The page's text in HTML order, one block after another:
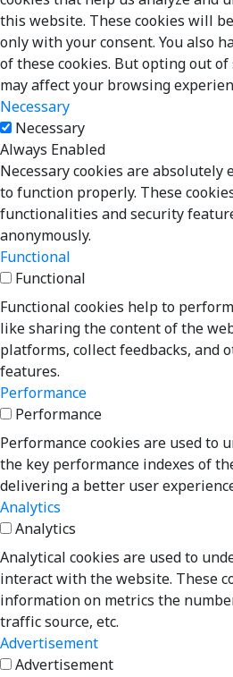
this website. These cookies will
only with your consent. You also
of these cookies. But opting out of
may affect your browsing
Necessary
Necessary
Always Enabled
Necessary cookies are
to function properly. These
functionalities and security
anonymously.
Functional
Functional
Functional cookies help to
like sharing the content of the
platforms, collect feedbacks, and
features.
Performance
Performance
Performance cookies are used to
the key performance indexes of
delivering a better user
Analytics
Analytics
Analytical cookies are used to
interact with the website. These
information on metrics the
traffic source, etc.
Advertisement
Advertisement